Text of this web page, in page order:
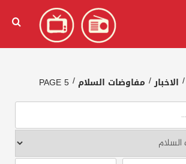
الإنجليزية)
الاخبار مفاوضات السلام PAGE 5